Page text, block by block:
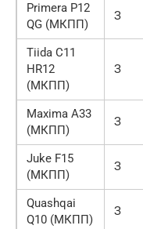
Primera P12
QG (МКПП)
З
Tiida C11
HR12
(МКПП)
З
Maxima A33
(МКПП)
З
Juke F15
(МКПП)
З
Quashqai
Q10 (МКПП)
З